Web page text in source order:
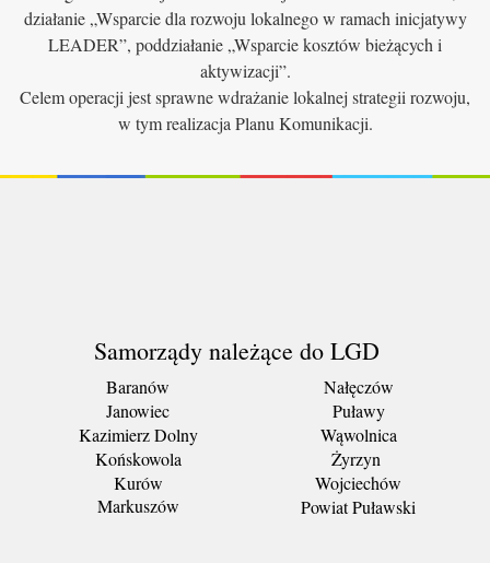
działanie „Wsparcie dla rozwoju lokalnego w ramach inicjatywy
LEADER”, poddziałanie „Wsparcie kosztów bieżących i
aktywizacji”.
Celem operacji jest sprawne wdrażanie lokalnej strategii rozwoju,
w tym realizacja Planu Komunikacji.
Samorządy należące do LGD
Baranów
Janowiec
Kazimierz Dolny
Końskowola
Kurów
Markuszów
Nałęczów
Puławy
Wąwolnica
Żyrzyn
Wojciechów
Powiat Puławski